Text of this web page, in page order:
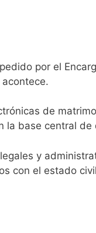
por el
de
base central
y
con el estado